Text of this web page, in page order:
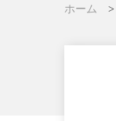
ホーム